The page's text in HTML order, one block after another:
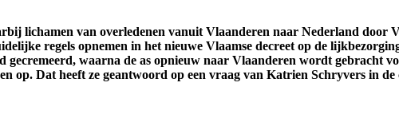
lichamen van overledenen vanuit Vlaanderen naar Nederland door
regels opnemen in het nieuwe Vlaamse decreet op de
waarna de as opnieuw naar Vlaanderen wordt gebracht
Dat heeft ze geantwoord op een vraag van Katrien Schryvers in de